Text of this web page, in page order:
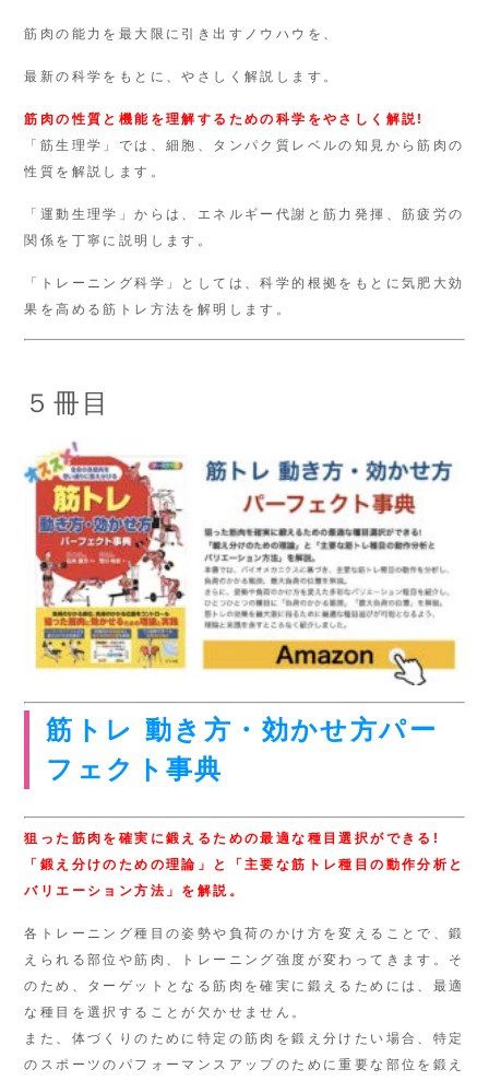
筋肉の能力を最大限に引き出すノウハウを、
最新の科学をもとに、やさしく解説します。
筋肉の性質と機能を理解するための科学をやさしく解説!
「筋生理学」では、細胞、タンパク質レベルの知見から筋肉の
性質を解説します。
「運動生理学」からは、エネルギー代謝と筋力発揮、筋疲労の
関係を丁寧に説明します。
「トレーニング科学」としては、科学的根拠をもとに気肥大効
果を高める筋トレ方法を解明します。
５冊目
筋トレ 動き方・効かせ方パー
フェクト事典
狙った筋肉を確実に鍛えるための最適な種目選択ができる!
「鍛え分けのための理論」と「主要な筋トレ種目の動作分析と
バリエーション方法」を解説。
各トレーニング種目の姿勢や負荷のかけ方を変えることで、鍛
えられる部位や筋肉、トレーニング強度が変わってきます。そ
のため、ターゲットとなる筋肉を確実に鍛えるためには、最適
な種目を選択することが欠かせません。
また、体づくりのために特定の筋肉を鍛え分けたい場合、特定
のスポーツのパフォーマンスアップのために重要な部位を鍛え